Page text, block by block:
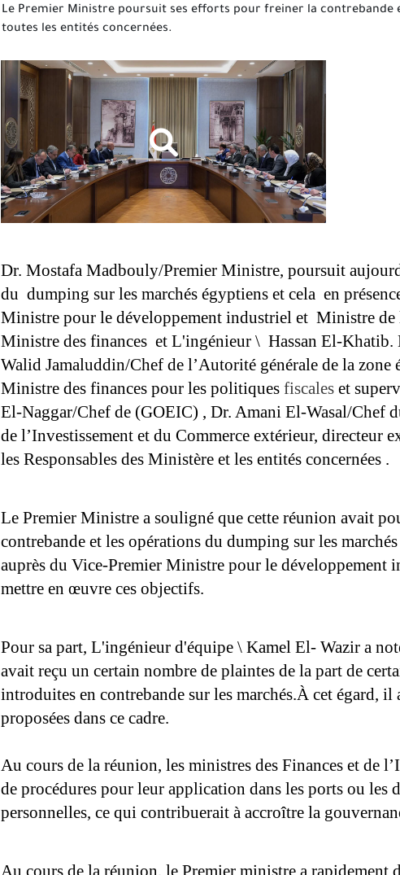
Le Premier Ministre poursuit ses efforts pour freiner la contrebande
toutes les entités concernées.
Dr. Mostafa Madbouly/Premier Ministre, poursuit
du  dumping sur les marchés égyptiens et cela  en
Ministre pour le développement industriel et  Ministre
Ministre des finances  et L'ingénieur \  Hassan El-
Walid Jamaluddin/Chef de l’Autorité générale de la
Ministre des finances pour les politiques fiscales et
El-Naggar/Chef de (GOEIC) , Dr. Amani El-Wasal/Chef
de l’Investissement et du Commerce extérieur, directeur
les Responsables des Ministère et les entités concernées .
Le Premier Ministre a souligné que cette réunion avait
contrebande et les opérations du dumping sur les
auprès du Vice-Premier Ministre pour le développement
mettre en œuvre ces objectifs.
Pour sa part, L'ingénieur d'équipe \ Kamel El- Wazir a
avait reçu un certain nombre de plaintes de la part de
introduites en contrebande sur les marchés.À cet égard,
proposées dans ce cadre.
Au cours de la réunion, les ministres des Finances et de
de procédures pour leur application dans les ports ou les
personnelles, ce qui contribuerait à accroître la
Au cours de la réunion, le Premier ministre a rapidement